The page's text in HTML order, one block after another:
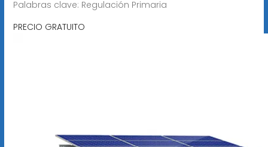
Palabras clave: Regulación Primaria
PRECIO GRATUITO